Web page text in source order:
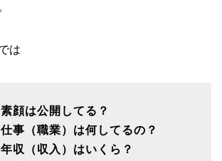
は
顔は公開してる？
事（職業）は何してるの？
収（収入）はいくら？